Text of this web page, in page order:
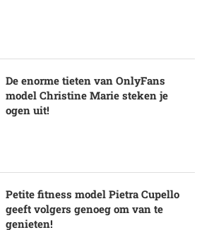
De enorme tieten van OnlyFans
model Christine Marie steken je
ogen uit!
Petite fitness model Pietra Cupello
geeft volgers genoeg om van te
genieten!